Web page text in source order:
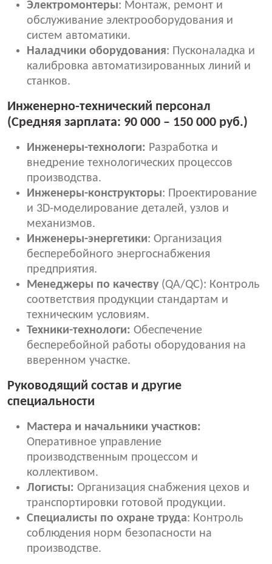
Электромонтеры: Монтаж, ремонт и
обслуживание электрооборудования и
систем автоматики.
Наладчики оборудования: Пусконаладка и
калибровка автоматизированных линий и
станков.
Инженерно-технический персонал
(Средняя зарплата: 90 000 – 150 000 руб.)
Инженеры-технологи: Разработка и
внедрение технологических процессов
производства.
Инженеры-конструкторы: Проектирование
и 3D-моделирование деталей, узлов и
механизмов.
Инженеры-энергетики: Организация
бесперебойного энергоснабжения
предприятия.
Менеджеры по качеству(QA/QC): Контроль
соответствия продукции стандартам и
техническим условиям.
Техники-технологи: Обеспечение
бесперебойной работы оборудования на
вверенном участке.
Руководящий состав и другие
специальности
Мастера и начальники участков:
Оперативное управление
производственным процессом и
коллективом.
Логисты: Организация снабжения цехов и
транспортировки готовой продукции.
Специалисты по охране труда: Контроль
соблюдения норм безопасности на
производстве.